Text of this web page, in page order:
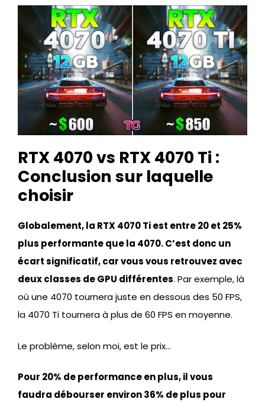
RTX 4070 vs RTX 4070 Ti :
Conclusion sur laquelle
choisir
Globalement, la RTX 4070 Ti est entre 20 et 25%
plus performante que la 4070. C’est donc un
écart significatif, car vous vous retrouvez avec
deux classes de GPU différentes. Par exemple, là
où une 4070 tournera juste en dessous des 50 FPS,
la 4070 Ti tournera à plus de 60 FPS en moyenne.
Le problème, selon moi, est le prix…
Pour 20% de performance en plus, il vous
faudra débourser environ 36% de plus pour